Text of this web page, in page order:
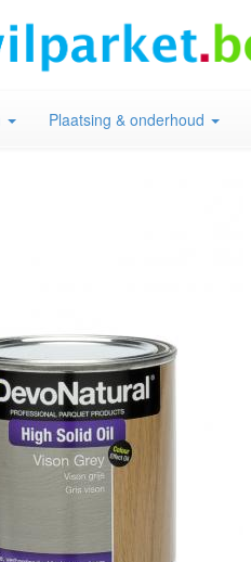
Plaatsing & onderhoud